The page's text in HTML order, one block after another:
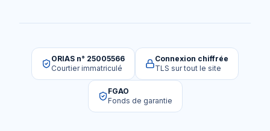
ORIAS n° 25005566
Courtier immatriculé
Connexion chiffrée
TLS sur tout le site
FGAO
Fonds de garantie